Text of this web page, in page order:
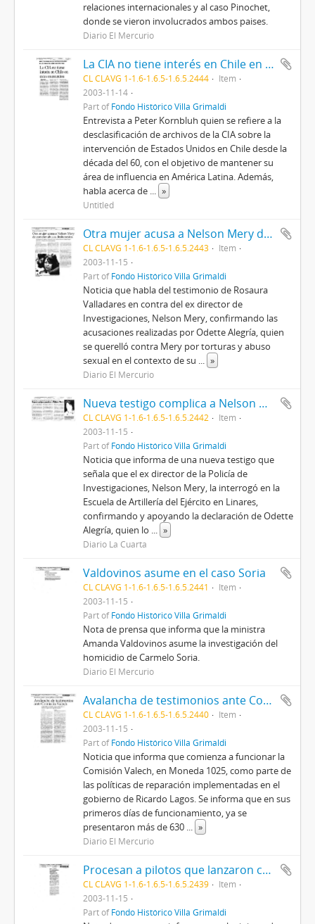
relaciones internacionales y al caso Pinochet,
donde se vieron involucrados ambos paises.
Diario El Mercurio
La CIA no tiene interés en Chile en estos momentos
CL CLAVG 1-1.6-1.6.5-1.6.5.2444
Item
2003-11-14
Part ofFondo Histórico Villa Grimaldi
Entrevista a Peter Kornbluh quien se refiere a la
desclasificación de archivos de la CIA sobre la
intervención de Estados Unidos en Chile desde la
década del 60, con el objetivo de mantener su
área de influencia en América Latina. Además,
habla acerca de ... »
Untitled
Otra mujer acusa a Nelson Mery de cometer abusos deshonestos
CL CLAVG 1-1.6-1.6.5-1.6.5.2443
Item
2003-11-15
Part ofFondo Histórico Villa Grimaldi
Noticia que habla del testimonio de Rosaura
Valladares en contra del ex director de
Investigaciones, Nelson Mery, confirmando las
acusaciones realizadas por Odette Alegría, quien
se querelló contra Mery por torturas y abuso
sexual en el contexto de su ... »
Diario El Mercurio
Nueva testigo complica a Nelson Mery
CL CLAVG 1-1.6-1.6.5-1.6.5.2442
Item
2003-11-15
Part ofFondo Histórico Villa Grimaldi
Noticia que informa de una nueva testigo que
señala que el ex director de la Policía de
Investigaciones, Nelson Mery, la interrogó en la
Escuela de Artillería del Ejército en Linares,
confirmando y apoyando la declaración de Odette
Alegría, quien lo ... »
Diario La Cuarta
Valdovinos asume en el caso Soria
CL CLAVG 1-1.6-1.6.5-1.6.5.2441
Item
2003-11-15
Part ofFondo Histórico Villa Grimaldi
Nota de prensa que informa que la ministra
Amanda Valdovinos asume la investigación del
homicidio de Carmelo Soria.
Diario El Mercurio
Avalancha de testimonios ante Comisión Valech
CL CLAVG 1-1.6-1.6.5-1.6.5.2440
Item
2003-11-15
Part ofFondo Histórico Villa Grimaldi
Noticia que informa que comienza a funcionar la
Comisión Valech, en Moneda 1025, como parte de
las políticas de reparación implementadas en el
gobierno de Ricardo Lagos. Se informa que en sus
primeros días de funcionamiento, ya se
presentaron más de 630 ... »
Diario El Mercurio
Procesan a pilotos que lanzaron cuerpos al mar
CL CLAVG 1-1.6-1.6.5-1.6.5.2439
Item
2003-11-15
Part ofFondo Histórico Villa Grimaldi